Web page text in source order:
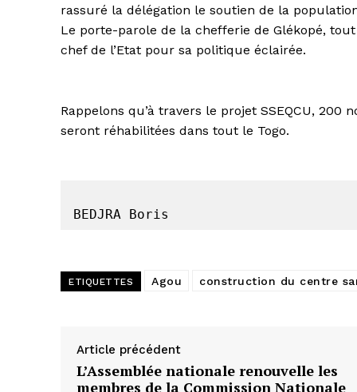
rassuré la délégation le soutien de la
Le porte-parole de la chefferie de Glékopé,
chef de l’Etat pour sa politique éclairée.
Rappelons qu’à travers le projet SSEQCU,
seront réhabilitées dans tout le Togo.
BEDJRA Boris
ETIQUETTES Agou construction du centre
Article précédent
L’Assemblée nationale renouvelle les
membres de la Commission Nationale